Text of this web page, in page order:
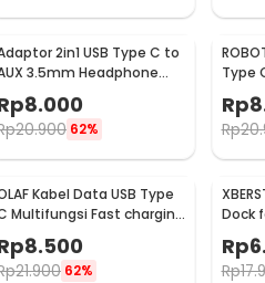
2in1 USB Type C to
3.5mm Headphone
USB Type C - W1O33
8.000
20.900 62%
Type
C - S-
Rp
Rp
Kabel Data USB Type
Multifungsi Fast charging
L Shape 5A 1M - OL01
8.500
21.900 62%
Dock
7
Rp
Rp